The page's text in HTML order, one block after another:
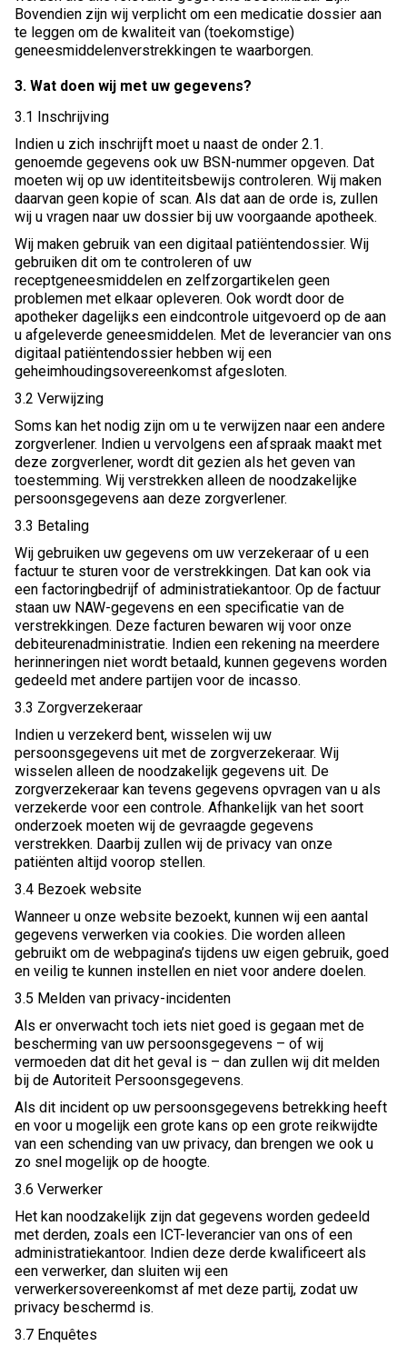
Bovendien zijn wij verplicht om een medicatie dossier aan
te leggen om de kwaliteit van (toekomstige)
geneesmiddelenverstrekkingen te waarborgen.
3. Wat doen wij met uw gegevens?
3.1 Inschrijving
Indien u zich inschrijft moet u naast de onder 2.1.
genoemde gegevens ook uw BSN-nummer opgeven. Dat
moeten wij op uw identiteitsbewijs controleren. Wij maken
daarvan geen kopie of scan. Als dat aan de orde is, zullen
wij u vragen naar uw dossier bij uw voorgaande apotheek.
Wij maken gebruik van een digitaal patiëntendossier. Wij
gebruiken dit om te controleren of uw
receptgeneesmiddelen en zelfzorgartikelen geen
problemen met elkaar opleveren. Ook wordt door de
apotheker dagelijks een eindcontrole uitgevoerd op de aan
u afgeleverde geneesmiddelen. Met de leverancier van ons
digitaal patiëntendossier hebben wij een
geheimhoudingsovereenkomst afgesloten.
3.2 Verwijzing
Soms kan het nodig zijn om u te verwijzen naar een andere
zorgverlener. Indien u vervolgens een afspraak maakt met
deze zorgverlener, wordt dit gezien als het geven van
toestemming. Wij verstrekken alleen de noodzakelijke
persoonsgegevens aan deze zorgverlener.
3.3 Betaling
Wij gebruiken uw gegevens om uw verzekeraar of u een
factuur te sturen voor de verstrekkingen. Dat kan ook via
een factoringbedrijf of administratiekantoor. Op de factuur
staan uw NAW-gegevens en een specificatie van de
verstrekkingen. Deze facturen bewaren wij voor onze
debiteurenadministratie. Indien een rekening na meerdere
herinneringen niet wordt betaald, kunnen gegevens worden
gedeeld met andere partijen voor de incasso.
3.3 Zorgverzekeraar
Indien u verzekerd bent, wisselen wij uw
persoonsgegevens uit met de zorgverzekeraar. Wij
wisselen alleen de noodzakelijk gegevens uit. De
zorgverzekeraar kan tevens gegevens opvragen van u als
verzekerde voor een controle. Afhankelijk van het soort
onderzoek moeten wij de gevraagde gegevens
verstrekken. Daarbij zullen wij de privacy van onze
patiënten altijd voorop stellen.
3.4 Bezoek website
Wanneer u onze website bezoekt, kunnen wij een aantal
gegevens verwerken via cookies. Die worden alleen
gebruikt om de webpagina’s tijdens uw eigen gebruik, goed
en veilig te kunnen instellen en niet voor andere doelen.
3.5 Melden van privacy-incidenten
Als er onverwacht toch iets niet goed is gegaan met de
bescherming van uw persoonsgegevens – of wij
vermoeden dat dit het geval is – dan zullen wij dit melden
bij de Autoriteit Persoonsgegevens.
Als dit incident op uw persoonsgegevens betrekking heeft
en voor u mogelijk een grote kans op een grote reikwijdte
van een schending van uw privacy, dan brengen we ook u
zo snel mogelijk op de hoogte.
3.6 Verwerker
Het kan noodzakelijk zijn dat gegevens worden gedeeld
met derden, zoals een ICT-leverancier van ons of een
administratiekantoor. Indien deze derde kwalificeert als
een verwerker, dan sluiten wij een
verwerkersovereenkomst af met deze partij, zodat uw
privacy beschermd is.
3.7 Enquêtes